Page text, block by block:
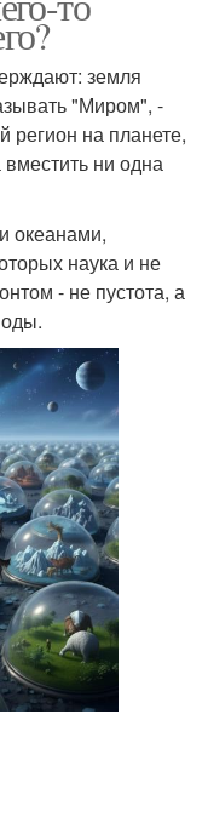
земля
"Миром", -
регион на планете,
ни одна
океанами,
наука и не
- не пустота, а